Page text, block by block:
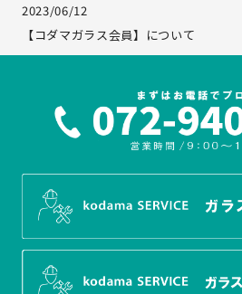
2023/06/12
【コダマガラス会員】について